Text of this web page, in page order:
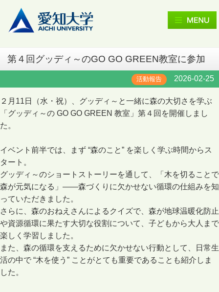
第４回グッディ～のGO GO GREEN教室に参加
活動報告 2026-02-25
２月11日（水・祝）、グッディ～と一緒に森の大切さを学ぶ
「グッディ～の GO GO GREEN 教室」第４回を開催しまし
た。
イベント前半では、まず “森のこと” を楽しく学ぶ時間からス
タート。
グッディ～のショートストーリーを通して、「木を切ることで
森が元気になる」――森づくりに欠かせない循環の仕組みを知
っていただきました。
さらに、森のおねえさんによるクイズで、森が地球温暖化防止
や資源循環に果たす大切な役割について、子どもから大人まで
楽しく学習しました。
また、森の循環を支えるために欠かせない行動として、日常生
活の中で “木を使う” ことがとても重要であることも紹介しま
した。